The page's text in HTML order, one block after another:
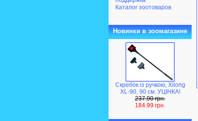
Каталог зоотоваров
Новинки в зоомагазине
Скребок із ручкою, Xilong
XL-90, 90 см. УЦІНКА!
237.90 грн.
184.99 грн.